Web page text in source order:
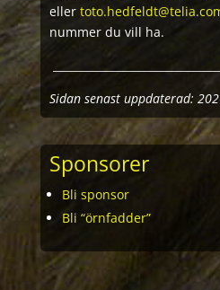
eller
nummer du vill ha.
Sidan senast uppdaterad:
Sponsorer
Bli sponsor
Bli “örnfadder”